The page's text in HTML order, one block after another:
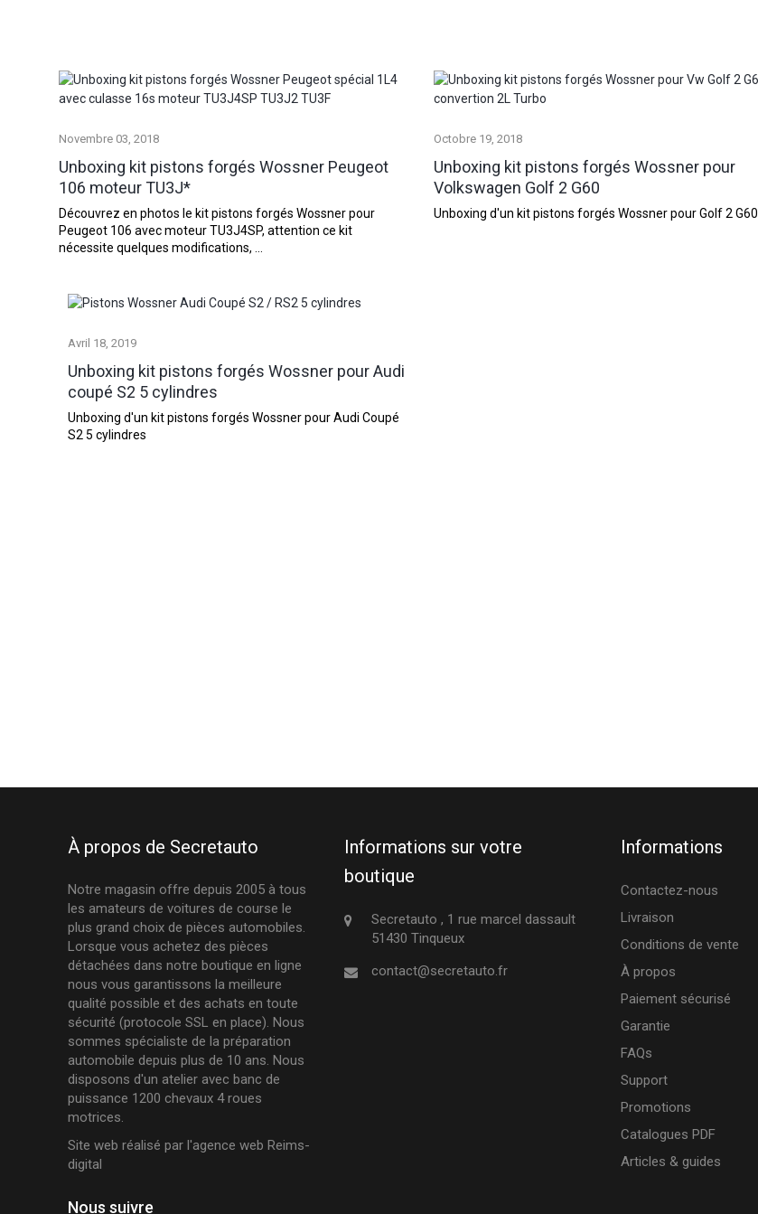
Novembre 03 2018
Unboxing kit pistons forgés Wossner Peugeot
106 moteur TU3J*
Découvrez en photos le kit pistons forgés Wossner pour
Peugeot 106 avec moteur TU3J4SP, attention ce kit
nécessite quelques modifications, ...
Octobre 19 2018
Unboxing kit pistons forgés Wossner pour
Volkswagen Golf 2 G60
Unboxing d'un kit pistons forgés Wossner pour Golf 2 G60.
Avril 18 2019
Unboxing kit pistons forgés Wossner pour Audi
coupé S2 5 cylindres
Unboxing d'un kit pistons forgés Wossner pour Audi Coupé
S2 5 cylindres
À propos de Secretauto
Notre magasin offre depuis 2005 à tous
les amateurs de voitures de course le
plus grand choix de pièces automobiles.
Lorsque vous achetez des pièces
détachées dans notre boutique en ligne
nous vous garantissons la meilleure
qualité possible et des achats en toute
sécurité (protocole SSL en place). Nous
sommes spécialiste de la préparation
automobile depuis plus de 10 ans. Nous
disposons d'un atelier avec banc de
puissance 1200 chevaux 4 roues
motrices.
Site web réalisé par l'agence web Reims-
digital
Nous suivre
Informations sur votre
boutique
Secretauto , 1 rue marcel dassault
51430 Tinqueux
contact@secretauto.fr
Informations
Contactez-nous
Livraison
Conditions de vente
À propos
Paiement sécurisé
Garantie
FAQs
Support
Promotions
Catalogues PDF
Articles & guides